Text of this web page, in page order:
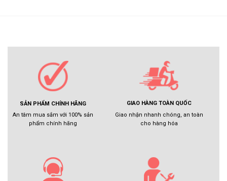
SẢN PHẨM CHÍNH HÃNG
An tâm mua sắm với 100% sản
phẩm chính hãng
GIAO HÀNG TOÀN QUỐC
Giao nhận nhanh chóng, an toàn
cho hàng hóa